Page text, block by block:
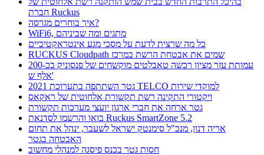
חברת Ruckus
איך בוחרים מגרסה?
WiFi6, מתגים ומה שביניהם
כל מה שרצית לדעת על מסכי מגע אינטראקטיביים
RUCKUS Cloudpath שמים את אבטחת הרשת במרכז
עמותת עזר מציון רכשה טאבלטים מוקשחים של פנסוניק בכ-200
אלף ש'
גטר השתתפה בתערוכת 2021 TELCO למוקדי שירות
ויקטורי התקינה רשת תקשורת אלחוטית של ראקאס
גטר ארחה את חברי ארגון יועצי מערכות תקשורת
בואו והרשמו לסדנאת Ruckus SmartZone 5.2
אריה דנון, מנכ"ל סימנטק ישראל לשעבר, ינהל את תחום
האבטחה בגטר
חסות גטר בכנס פיסגה למנהלי מחשוב